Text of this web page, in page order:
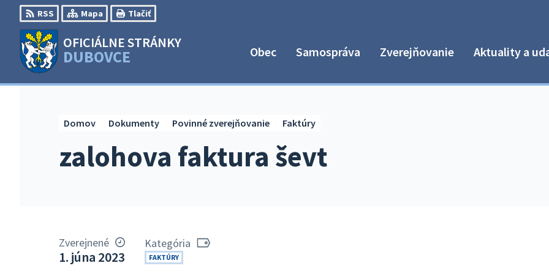
Preskočiť
na
obsah
RSS Mapa Tlačiť
OFICIÁLNE STRÁNKY
DUBOVCE Obec Samospráva Zverejňovanie Aktuality a
zalohova faktura ševt
Domov Dokumenty Povinné zverejňovanie Faktúry
Zverejnené
1. júna 2023
Kategória
FAKTÚRY